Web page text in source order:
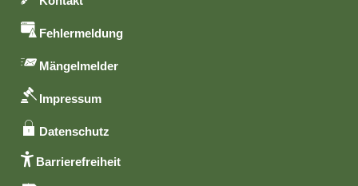
Fehlermeldung
Mängelmelder
Impressum
Datenschutz
Barrierefreiheit